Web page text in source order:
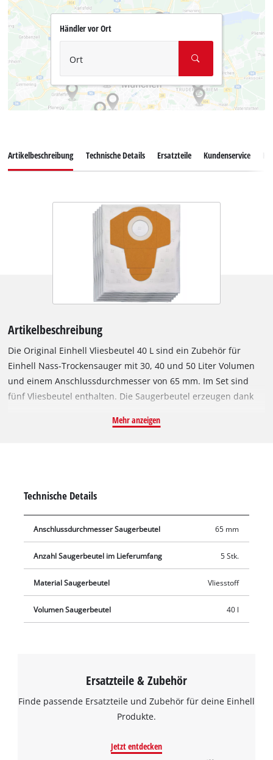
Händler vor Ort
Ort
Artikelbeschreibung Technische Details Ersatzteile Kundenservice
Artikelbeschreibung
Die Original Einhell Vliesbeutel 40 L sind ein Zubehör für
Einhell Nass-Trockensauger mit 30, 40 und 50 Liter Volumen
und einem Anschlussdurchmesser von 65 mm. Im Set sind
fünf Vliesbeutel enthalten. Die Saugerbeutel erzeugen dank
Filtration des Feinstaubs, weswegen sie sich besonders für
die Lebensdauer der Nass-Trockensauger. Die Saugerbeutel
eignen sich nicht zum Aufsaugen von Flüssigkeiten. Der
Beutel wird in den Fangbehälter eingesetzt und der
mm) verbunden.
Mehr anzeigen
Technische Details
Anschlussdurchmesser Saugerbeutel 65 mm
Anzahl Saugerbeutel im Lieferumfang 5 Stk.
Material Saugerbeutel Vliesstoff
Volumen Saugerbeutel 40 l
Ersatzteile & Zubehör
Finde passende Ersatzteile und Zubehör für deine Einhell
Produkte.
Jetzt entdecken